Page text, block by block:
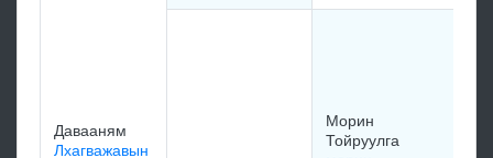
Давааням
Лхагважавын
Морин
Тойруулга